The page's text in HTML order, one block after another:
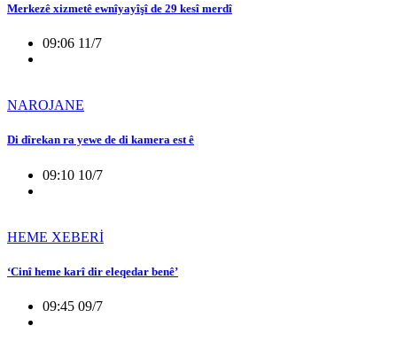
Merkezê xizmetê ewnîyayîşî de 29 kesî merdî
09:06 11/7
NAROJANE
Di dîrekan ra yewe de di kamera est ê
09:10 10/7
HEME XEBERİ
‘Cinî heme karî dir eleqedar benê’
09:45 09/7